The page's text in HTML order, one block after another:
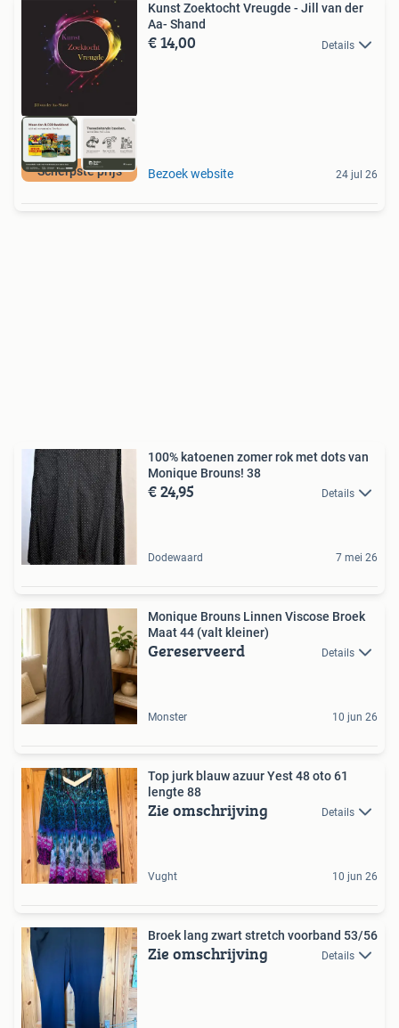
Scherpste prijs
Kunst Zoektocht Vreugde - Jill van der
Aa- Shand
€ 14,00 Details
Bezoek website 24 jul 26
100% katoenen zomer rok met dots van
Monique Brouns! 38
€ 24,95 Details
Dodewaard 7 mei 26
Monique Brouns Linnen Viscose Broek
Maat 44 (valt kleiner)
Gereserveerd Details
Monster 10 jun 26
Top jurk blauw azuur Yest 48 oto 61
lengte 88
Zie omschrijving Details
Vught 10 jun 26
Broek lang zwart stretch voorband 53/56
Zie omschrijving Details